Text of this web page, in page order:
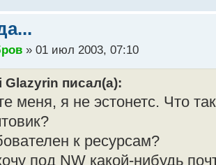
» 01 июл 2003, 07:10
Glazyrin писал(а):
меня, я не эстонетс. Что
к ресурсам?
под NW какой-нибудь